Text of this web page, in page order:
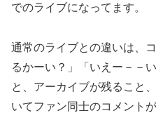
でのライブになってます。
通常のライブとの違いは、
るかーい？」「いえー－－
と、アーカイブが残ること
いてファン同士のコメント